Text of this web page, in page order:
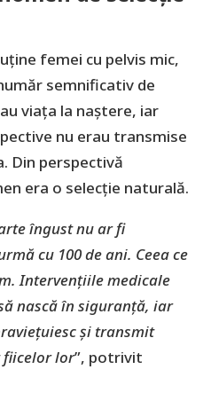
femei cu pelvis mic,
semnificativ de
viața la naștere, iar
nu erau transmise
Din perspectivă
era o selecție naturală.
îngust nu ar fi
cu 100 de ani. Ceea ce
Intervențiile medicale
nască în siguranță, iar
și transmit
fiicelor lor”, potrivit